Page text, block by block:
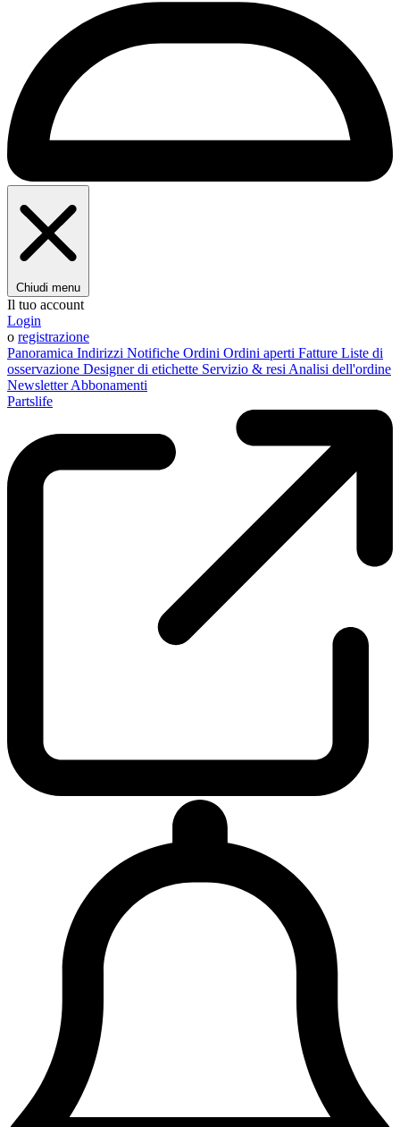
Chiudi menu
Il tuo account
Login
o registrazione
Panoramica Indirizzi Notifiche Ordini Ordini aperti Fatture Liste di
osservazione Designer di etichette Servizio & resi Analisi dell'ordine
NewsletterAbbonamenti
Partslife